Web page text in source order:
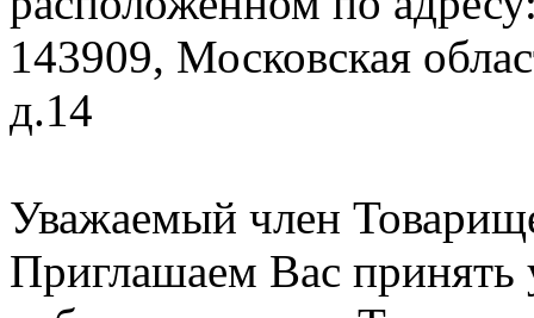
143909, Московская
д.14
Уважаемый член
Приглашаем Вас принять